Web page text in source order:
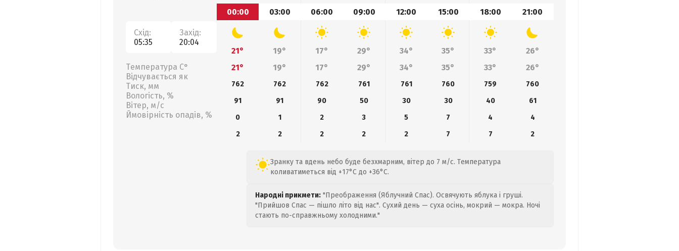
Схід:
05:35
Захід:
20:04
Температура С°
Відчувається як
Тиск, мм
Вологість, %
Вітер, м/с
Ймовірність опадів, %
00:00
03:00 06:00 09:00 12:00 15:00 18:00 21:00
21° 19° 17° 29° 34° 35° 33°
26°
21°
19° 17° 29° 34° 35° 33° 26°
762 762 762 761 761 760 759
760
91
91 90 50 30 30 40
61
0
1 2 3 5 7 4
4
2
2 2 2 2 7 7 2
Зранку та вдень небо буде безхмарним, вітер до 7 м/с. Температура
коливатиметься від +17°C до +36°C.
Народні прикмети: "Преображення (Яблучний Спас). Освячують яблука і груші.
"Прийшов Спас — пішло літо від нас". Сухий день — суха осінь, мокрий — мокра. Ночі
стають по-справжньому холодними."